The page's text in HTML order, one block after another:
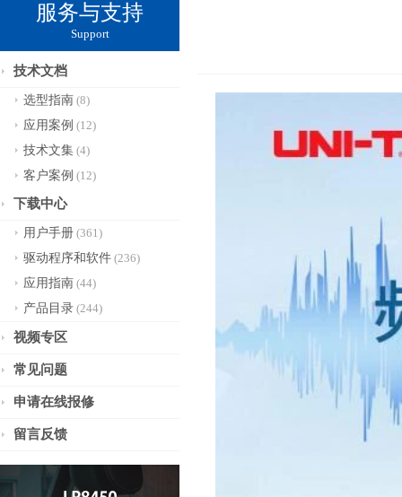
服务与支持
Support
技术文档
选型指南 (8)
应用案例 (12)
技术文集 (4)
客户案例 (12)
下载中心
用户手册 (361)
驱动程序和软件 (236)
应用指南 (44)
产品目录 (244)
视频专区
常见问题
申请在线报修
留言反馈